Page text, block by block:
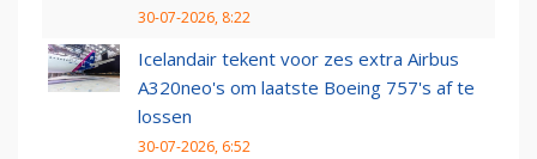
30-07-2026, 8:22
Icelandair tekent voor zes extra Airbus
A320neo's om laatste Boeing 757's af te
lossen
30-07-2026, 6:52